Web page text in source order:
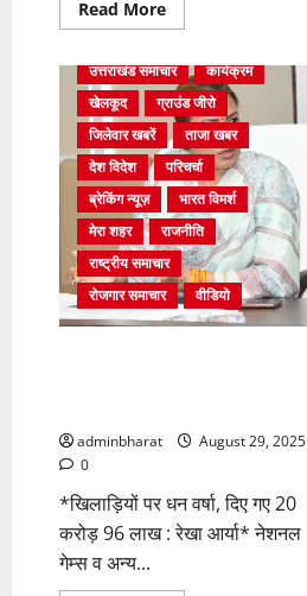
Read MoreRead
more
प्रांत
छात्रसंघ
चुनाव
में
ABVP
की
प्रचंड
जीत
आपके विचार
उत्तराखंड समाचार
कार्यक्रम
खेलकूद
ग्राउंड जीरो
जिलेवार खबरें
ताजा खबर
देश विदेश
परिचर्चा
ब्रेकिंग न्यूज़
भारत विमर्श
मेरा शहर
राजनीति
राष्ट्रीय समाचार
रोजगार समाचार
वीडियो
adminbharat
August 29, 2025
0
*खिलाड़ियों पर धन वर्षा, दिए गए 20
करोड़ 96 लाख : रेखा आर्या* नेशनल
गेम्स व अन्य...